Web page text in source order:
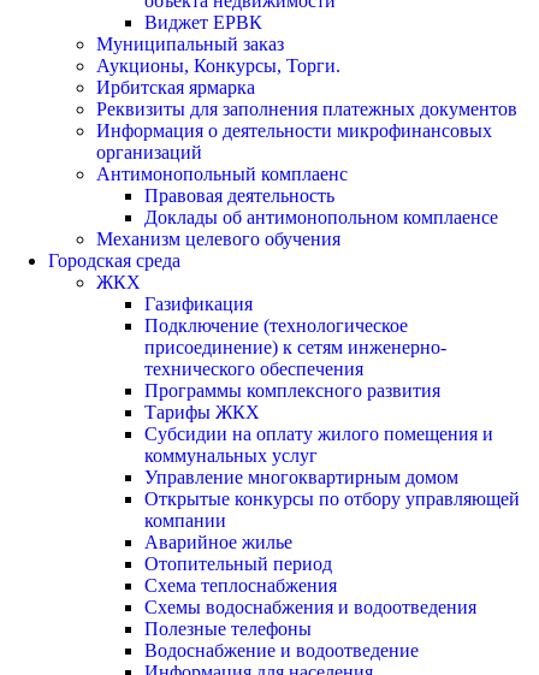
Виджет ЕРВК
Муниципальный заказ
Аукционы, Конкурсы, Торги.
Ирбитская ярмарка
Реквизиты для заполнения платежных документов
Информация о деятельности микрофинансовых
организаций
Антимонопольный комплаенс
Правовая деятельность
Доклады об антимонопольном комплаенсе
Механизм целевого обучения
Городская среда
ЖКХ
Газификация
Подключение (технологическое
присоединение) к сетям инженерно-
технического обеспечения
Программы комплексного развития
Тарифы ЖКХ
Субсидии на оплату жилого помещения и
коммунальных услуг
Управление многоквартирным домом
Открытые конкурсы по отбору управляющей
компании
Аварийное жилье
Отопительный период
Схема теплоснабжения
Схемы водоснабжения и водоотведения
Полезные телефоны
Водоснабжение и водоотведение